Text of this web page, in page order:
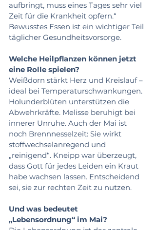
aufbringt, muss eines Tages sehr viel
Zeit für die Krankheit opfern.“
Bewusstes Essen ist ein wichtiger Teil
täglicher Gesundheitsvorsorge.
Welche Heilpflanzen können jetzt
eine Rolle spielen?
Weißdorn stärkt Herz und Kreislauf –
ideal bei Temperaturschwankungen.
Holunderblüten unterstützen die
Abwehrkräfte. Melisse beruhigt bei
innerer Unruhe. Auch der Mai ist
noch Brennnesselzeit: Sie wirkt
stoffwechselanregend und
„reinigend“. Kneipp war überzeugt,
dass Gott für jedes Leiden ein Kraut
habe wachsen lassen. Entscheidend
sei, sie zur rechten Zeit zu nutzen.
Und was bedeutet
„Lebensordnung“ im Mai?